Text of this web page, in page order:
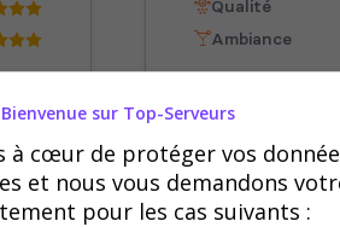
Qualité
Ambiance
Un serv ou
de mise, le
jeu sans
Bienvenue sur Top-Serveurs
à cœur de protéger vos
et nous vous demandons
pour les cas suivants :